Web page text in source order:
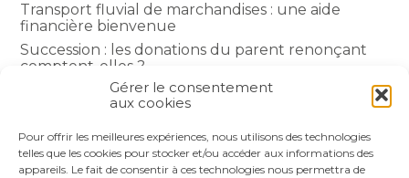
Gérer le consentement
aux cookies
Pour offrir les meilleures expériences, nous utilisons des technologies
telles que les cookies pour stocker et/ou accéder aux informations des
appareils. Le fait de consentir à ces technologies nous permettra de
Transport fluvial de marchandises : une aide
financière bienvenue
Succession : les donations du parent renonçant
comptent-elles ?
Encadrement des loyers : une année de plus
COMMENTAIRES RÉCENTS